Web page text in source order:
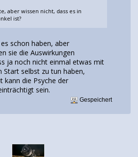
aber wissen nicht, dass es in
ist?
schon haben, aber
sie die Auswirkungen
ja noch nicht einmal etwas mit
Start selbst zu tun haben,
kann die Psyche der
sein.
Gespeichert